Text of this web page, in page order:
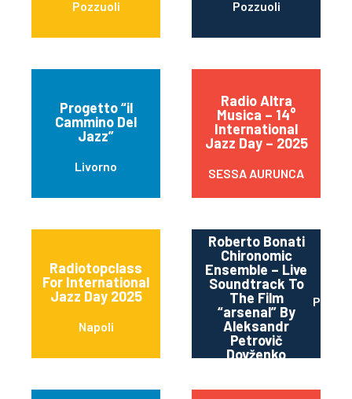
Pozzuoli Pozzuoli
Progetto “il
Cammino Del
Jazz”
Livorno
Radio Altra
Musica – 14°
International
Jazz Day – 2025
SESSA AURUNCA
Radiotopclass
For International
Jazz Day 2025
Napoli
Roberto Bonati
Chironomic
Ensemble – Live
Soundtrack To
The Film
“arsenal” By
Aleksandr
Petrovič
Dovženko
Parma